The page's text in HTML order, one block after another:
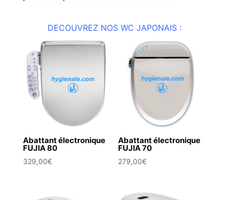
DECOUVREZ NOS WC JAPONAIS :
Abattant électronique
FUJIA 80
329,00€
Abattant électronique
FUJIA 70
279,00€